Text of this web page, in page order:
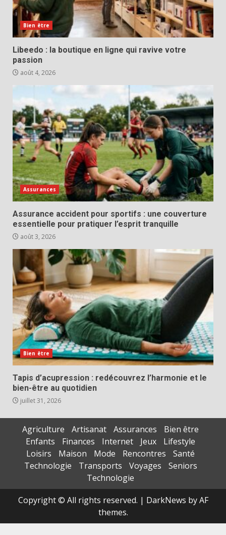
Bien être
Libeedo : la boutique en ligne qui ravive votre
passion
août 4, 2026
Assurances
Assurance accident pour sportifs : une couverture
essentielle pour pratiquer l’esprit tranquille
août 3, 2026
Bien être
Tapis d’acupression : redécouvrez l’harmonie et le
bien-être au quotidien
juillet 31, 2026
Agriculture Artisanat Assurances
Bien être
Enfants
Finances Internet Jeux
Lifestyle
Loisirs
Maison Mode Rencontres
Santé
Technologie
Transports Voyages
Seniors
Technologie
Copyright © All rights reserved. | DarkNews by AF
themes.